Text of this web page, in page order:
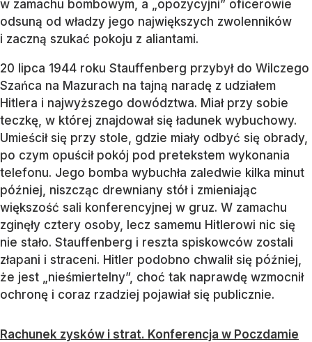
w zamachu bombowym, a „opozycyjni” oficerowie
odsuną od władzy jego największych zwolenników
i zaczną szukać pokoju z aliantami.
20 lipca 1944 roku Stauffenberg przybył do Wilczego
Szańca na Mazurach na tajną naradę z udziałem
Hitlera i najwyższego dowództwa. Miał przy sobie
teczkę, w której znajdował się ładunek wybuchowy.
Umieścił się przy stole, gdzie miały odbyć się obrady,
po czym opuścił pokój pod pretekstem wykonania
telefonu. Jego bomba wybuchła zaledwie kilka minut
później, niszcząc drewniany stół i zmieniając
większość sali konferencyjnej w gruz. W zamachu
zginęły cztery osoby, lecz samemu Hitlerowi nic się
nie stało. Stauffenberg i reszta spiskowców zostali
złapani i straceni. Hitler podobno chwalił się później,
że jest „nieśmiertelny”, choć tak naprawdę wzmocnił
ochronę i coraz rzadziej pojawiał się publicznie.
Rachunek zysków i strat. Konferencja w Poczdamie